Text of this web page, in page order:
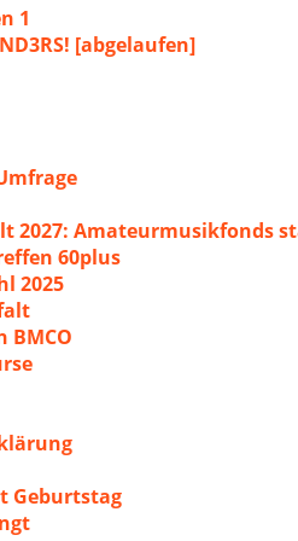
1
[abgelaufen]
2027: Amateurmusikfonds
60plus
2025
BMCO
Geburtstag